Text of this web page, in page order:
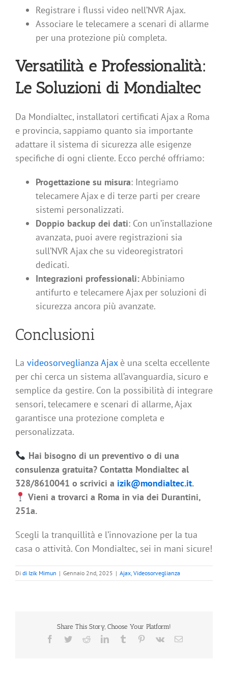
Registrare i flussi video nell’NVR Ajax.
Associare le telecamere a scenari di allarme
per una protezione più completa.
Versatilità e Professionalità:
Le Soluzioni di Mondialtec
Da Mondialtec, installatori certificati Ajax a Roma
e provincia, sappiamo quanto sia importante
adattare il sistema di sicurezza alle esigenze
specifiche di ogni cliente. Ecco perché offriamo:
Progettazione su misura: Integriamo
telecamere Ajax e di terze parti per creare
sistemi personalizzati.
Doppio backup dei dati: Con un’installazione
avanzata, puoi avere registrazioni sia
sull’NVR Ajax che su videoregistratori
dedicati.
Integrazioni professionali:Abbiniamo
antifurto e telecamere Ajax per soluzioni di
sicurezza ancora più avanzate.
Conclusioni
La videosorveglianza Ajaxè una scelta eccellente
per chi cerca un sistema all’avanguardia, sicuro e
semplice da gestire. Con la possibilità di integrare
sensori, telecamere e scenari di allarme, Ajax
garantisce una protezione completa e
personalizzata.
Hai bisogno di un preventivo o di una
consulenza gratuita? Contatta Mondialtec al
328/8610041 o scrivici a izik@mondialtec.it.
Vieni a trovarci a Roma in via dei Durantini,
251a.
Scegli la tranquillità e l’innovazione per la tua
casa o attività. Con Mondialtec, sei in mani sicure!
Di di Izik Mimun | Gennaio 2nd, 2025 | Ajax, Videosorveglianza
Share This Story, Choose Your Platform!
Facebook
TwitterRedditLinkedInTumblr Pinterest
Vk Email